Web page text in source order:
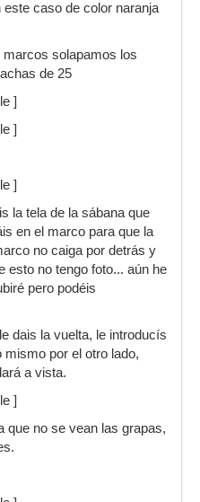
caso de color naranja
marcos solapamos los
de 25
]
]
]
la tela de la sábana que
en el marco para que la
no caiga por detrás y
esto no tengo foto... aún he
pero podéis
dais la vuelta, le introducís
mismo por el otro lado,
a vista.
]
que no se vean las grapas,